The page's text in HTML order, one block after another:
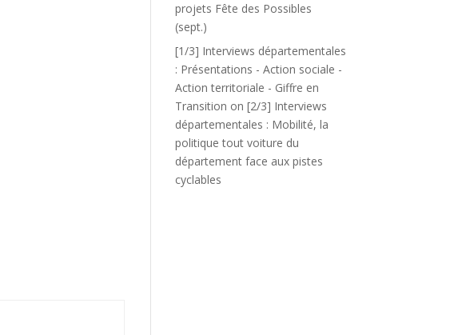
projets Fête des Possibles
(sept.)
[1/3] Interviews départementales
: Présentations - Action sociale -
Action territoriale - Giffre en
Transition on [2/3] Interviews
départementales : Mobilité, la
politique tout voiture du
département face aux pistes
cyclables